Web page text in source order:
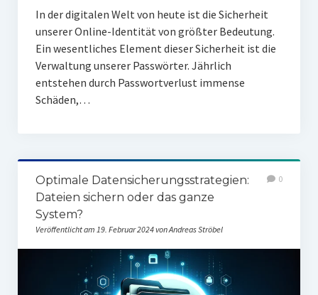
In der digitalen Welt von heute ist die Sicherheit
unserer Online-Identität von größter Bedeutung.
Ein wesentliches Element dieser Sicherheit ist die
Verwaltung unserer Passwörter. Jährlich
entstehen durch Passwortverlust immense
Schäden,…
Optimale Datensicherungsstrategien:
Dateien sichern oder das ganze
System?
Veröffentlicht am 19. Februar 2024 von Andreas Ströbel
0